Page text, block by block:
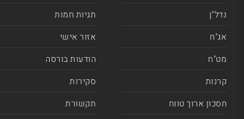
נדל"ן
אג"ח
מט"ח
קרנות
חסכון ארוך טווח
תגיות חמות
אזור אישי
הודעות בורסה
סקירות
תקשורת